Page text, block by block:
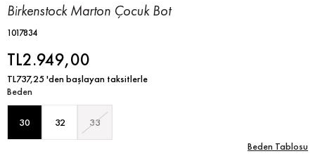
Birkenstock Marton Çocuk Bot
1017834
TL2.949,00
TL737,25'den başlayan taksitlerle
Beden
30 32
33
Beden Tablosu